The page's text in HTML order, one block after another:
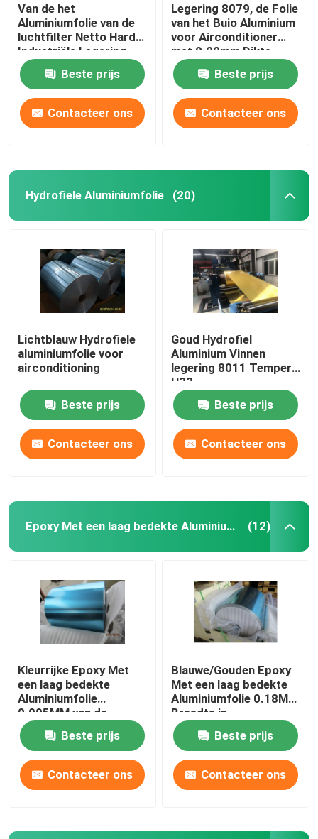
Van de het
Aluminiumfolie van de
luchtfilter Netto Harde
Industriële Legering
1100 Bui H18
Beste prijs
Contacteer ons
Legering 8079, de Folie
van het Buio Aluminium
voor Airconditioner
met 0.22mm Dikte
Beste prijs
Contacteer ons
Hydrofiele Aluminiumfolie (20)
Lichtblauw Hydrofiele
aluminiumfolie voor
airconditioning
Beste prijs
Contacteer ons
Goud Hydrofiel
Aluminium Vinnen
legering 8011 Temper
H22
Beste prijs
Contacteer ons
Epoxy Met een laag bedekte Aluminiumfolie (12)
Kleurrijke Epoxy Met
een laag bedekte
Aluminiumfolie
0.095MM van de
vinvoorraad met
Diverse Breedte
Beste prijs
Contacteer ons
Blauwe/Gouden Epoxy
Met een laag bedekte
Aluminiumfolie 0.18MM
Breedte in
Warmtewisselaar
Beste prijs
Contacteer ons